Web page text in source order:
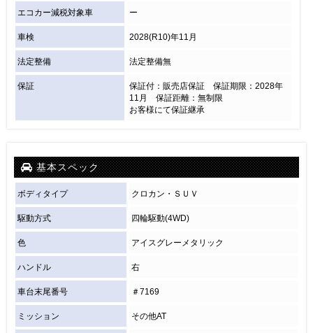
エコカー減税対象車 ー
車検 2028(R10)年11月
法定整備 法定整備無
保証
保証付：販売店保証 保証期限：2028年
11月 保証距離：無制限
お客様にて保証継承
基本スペック
ボディタイプ クロカン・ＳＵＶ
駆動方式 四輪駆動(4WD)
色 アイスグレーメタリック
ハンドル 右
車台末尾番号 ＃7169
ミッション その他AT